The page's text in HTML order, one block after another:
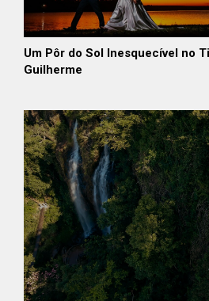
Um Pôr do Sol Inesquecível no
Guilherme